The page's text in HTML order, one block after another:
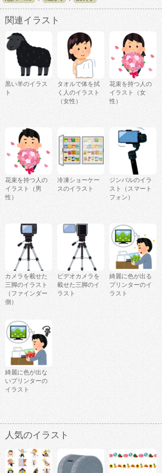
関連イラスト
黒い羊のイラス
ト
タオルで体を拭
く人のイラスト
（女性）
花束を持つ人の
イラスト（女
性）
花束を持つ人の
イラスト（男
性）
冷凍ショーケー
スのイラスト
ジンバルのイラ
スト（スマート
フォン）
カメラを載せた
三脚のイラスト
（ファインダー
側）
ビデオカメラを
載せた三脚のイ
ラスト
綺麗に色が出る
プリンターのイ
ラスト
綺麗に色が出な
いプリンターの
イラスト
人気のイラスト